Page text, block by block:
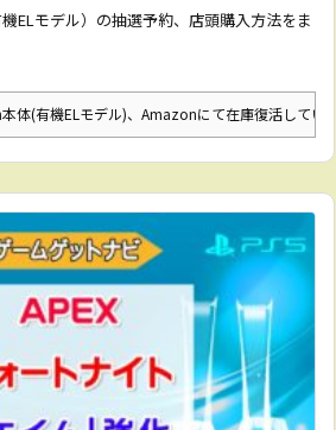
ELモデル）の抽選予約、店頭購入方法をま
体(有機ELモデル)、Amazonにて在庫復活してい